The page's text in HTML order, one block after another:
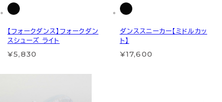
【フォークダンス】フォークダン
スシューズ ライト
¥5,830
ダンススニーカー【ミドルカッ
ト】
¥17,600